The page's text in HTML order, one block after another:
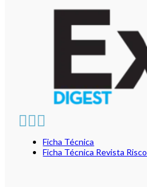
Ficha Técnica
Ficha Técnica Revista Risco